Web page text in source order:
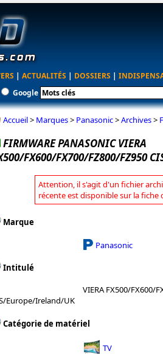
| ACTUALITÉS | DOSSIERS |
Google
Accueil> Marques> Panasonic>Archives>
FIRMWARE PANASONIC VIERA
FX600/FX700/FZ800/FZ950
Attention, il s'agit d'un fichier
récente est disponible sur la fiche
Marque
Panasonic
Intitulé
VIERA FX500/FX600/
Europe/Ireland/UK
Catégorie de matériel
TV